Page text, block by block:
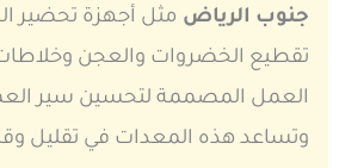
جنوب الرياض مثل أجهزة تحضير
تقطيع الخضروات والعجن
العمل المصممة لتحسين سير
وتساعد هذه المعدات في تقليل